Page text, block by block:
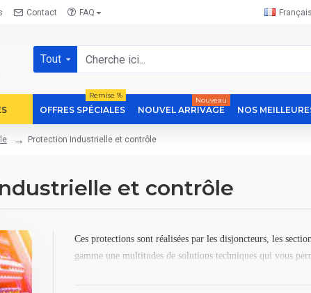
Contact FAQ Français
Tout
OFFRES SPÉCIALES
Remise %
NOUVEL ARRIVAGE
Nouveau
NOS
Protection Industrielle et contrôle
et contrôle
Ces protections sont réalisées par les disjoncteurs, les
gamme une multitudes de solutions techniques qui vous